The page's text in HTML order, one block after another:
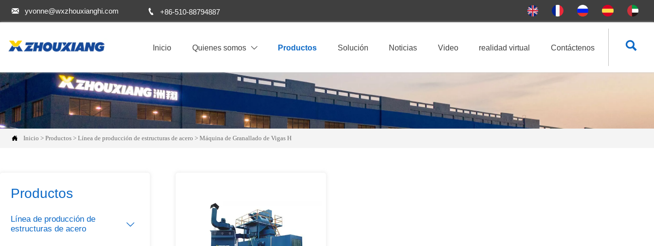
 yvonne@wxzhouxianghi.com  +86-510-88794887
Inicio Quienes somos  Productos Solución Noticias Video realidad virtual Contáctenos 
 Inicio >Productos >Línea de producción de estructuras de acero >Máquina de Granallado de Vigas H
Productos
Línea de producción de
estructuras de acero
